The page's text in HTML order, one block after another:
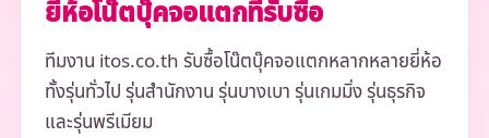
ยี่ห้อโน๊ตบุ๊คจอแตกที่รับซื้อ
ทีมงาน itos.co.th รับซื้อโน๊ตบุ๊คจอแตกหลากหลายยี่ห้อ
ทั้งรุ่นทั่วไป รุ่นสำนักงาน รุ่นบางเบา รุ่นเกมมิ่ง รุ่นธุรกิจ
และรุ่นพรีเมียม